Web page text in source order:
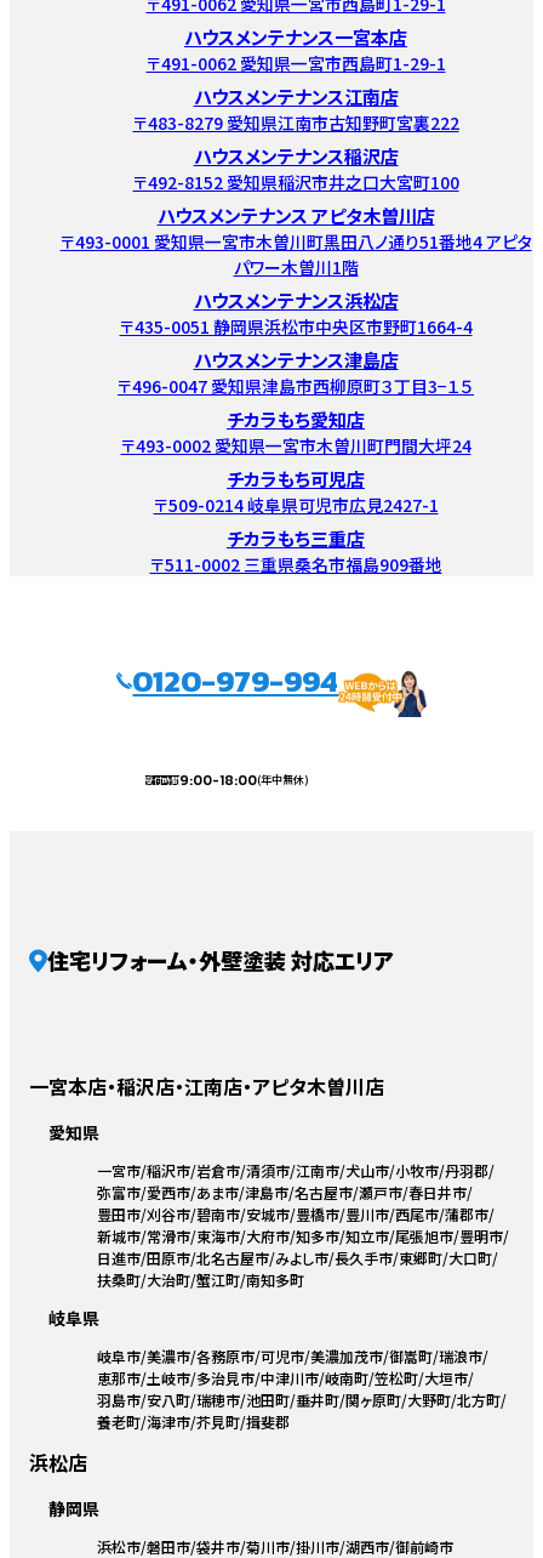
ハウスメンテナンス一宮本店
〒491-0062 愛知県一宮市西島町1-29-1
ハウスメンテナンス江南店
〒483-8279 愛知県江南市古知野町宮裏222
ハウスメンテナンス稲沢店
〒492-8152 愛知県稲沢市井之口大宮町100
ハウスメンテナンス アピタ木曽川店
〒493-0001 愛知県一宮市木曽川町黒田八ノ通り51番地4 アピタ
パワー木曽川1階
ハウスメンテナンス浜松店
〒435-0051 静岡県浜松市中央区市野町1664-4
ハウスメンテナンス津島店
〒496-0047 愛知県津島市西柳原町３丁目3−１５
チカラもち愛知店
〒493-0002 愛知県一宮市木曽川町門間大坪24
チカラもち可児店
〒509-0214 岐阜県可児市広見2427-1
チカラもち三重店
〒511-0002 三重県桑名市福島909番地
0120-979-994
受付時間9:00-18:00(年中無休)
住宅リフォーム・外壁塗装 対応エリア
一宮本店・稲沢店・江南店・アピタ木曽川店
愛知県
一宮市 稲沢市 岩倉市 清須市 江南市 犬山市 小牧市 丹羽郡
弥富市 愛西市 あま市 津島市 名古屋市 瀬戸市 春日井市
豊田市 刈谷市 碧南市 安城市 豊橋市 豊川市 西尾市 蒲郡市
新城市 常滑市 東海市 大府市 知多市 知立市 尾張旭市 豊明市
日進市 田原市 北名古屋市 みよし市 長久手市 東郷町 大口町
扶桑町 大治町 蟹江町 南知多町
岐阜県
岐阜市 美濃市 各務原市 可児市 美濃加茂市 御嵩町 瑞浪市
恵那市 土岐市 多治見市 中津川市 岐南町 笠松町 大垣市
羽島市 安八町 瑞穂市 池田町 垂井町 関ヶ原町 大野町 北方町
養老町 海津市 芥見町 揖斐郡
浜松店
静岡県
浜松市 磐田市 袋井市 菊川市 掛川市 湖西市 御前崎市